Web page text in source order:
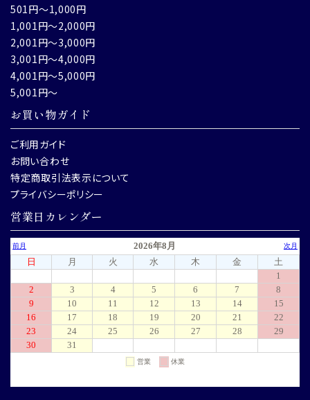
501円～1,000円
1,001円～2,000円
2,001円～3,000円
3,001円～4,000円
4,001円～5,000円
5,001円～
お買い物ガイド
ご利用ガイド
お問い合わせ
特定商取引法表示について
プライバシーポリシー
営業日カレンダー